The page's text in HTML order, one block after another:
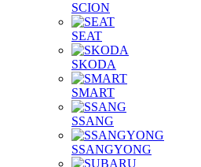
SCION
SEAT
SKODA
SMART
SSANG
SSANGYONG